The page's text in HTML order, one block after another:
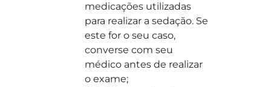
medicações utilizadas
para realizar a sedação. Se
este for o seu caso,
converse com seu
médico antes de realizar
o exame;